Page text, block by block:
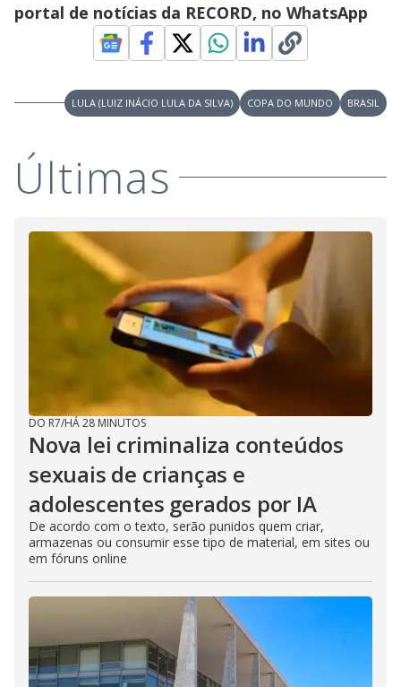
portal de notícias da RECORD, no WhatsApp
LULA (LUIZ INÁCIO LULA DA SILVA) COPA DO MUNDO BRASIL
Últimas
DO R7/HÁ 28 MINUTOS
Nova lei criminaliza conteúdos
sexuais de crianças e
adolescentes gerados por IA
De acordo com o texto, serão punidos quem criar,
armazenas ou consumir esse tipo de material, em sites ou
em fóruns online